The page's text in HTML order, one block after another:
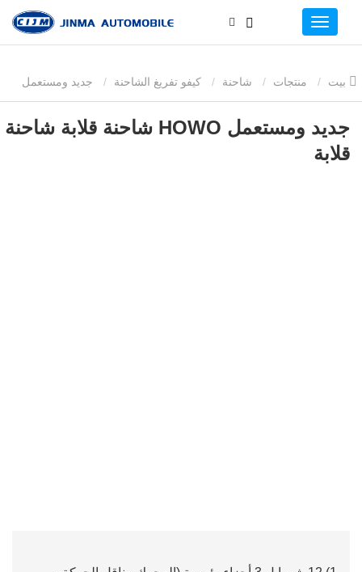
منتجات شاحنة كيفو تفريغ الشاحنة جديد ومستعمل
جديد ومستعمل HOWO شاحنة قلابة شاحنة
قلابة